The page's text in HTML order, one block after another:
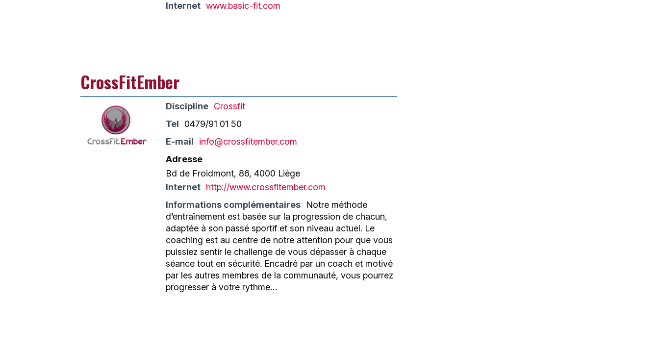
Internet www.basic-fit.com
CrossFitEmber
Discipline Crossfit
Tel
0479/91 01 50
E-mail
info@crossfitember.com
Adresse
Bd de Froidmont, 86, 4000 Liège
Internet http://www.crossfitember.com
Informations complémentaires
Notre méthode
d’entraînement est basée sur la progression de chacun,
adaptée à son passé sportif et son niveau actuel. Le
coaching est au centre de notre attention pour que vous
puissiez sentir le challenge de vous dépasser à chaque
séance tout en sécurité. Encadré par un coach et motivé
par les autres membres de la communauté, vous pourrez
progresser à votre rythme…